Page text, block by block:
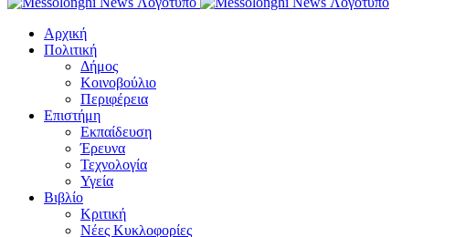
Αρχική
Πολιτική
Δήμος
Κοινοβούλιο
Περιφέρεια
Επιστήμη
Εκπαίδευση
Έρευνα
Τεχνολογία
Υγεία
Βιβλίο
Κριτική
Νέες Κυκλοφορίες